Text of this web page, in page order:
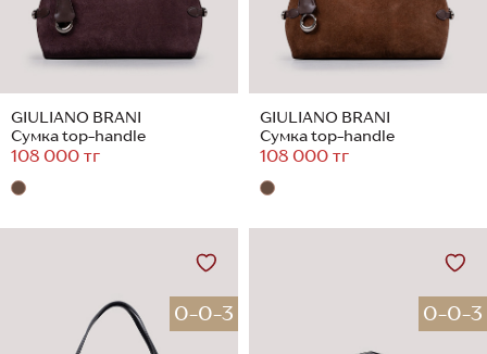
GIULIANO BRANI
Сумка top-handle
108 000 тг
GIULIANO BRANI
Сумка top-handle
108 000 тг
0-0-3 0-0-3